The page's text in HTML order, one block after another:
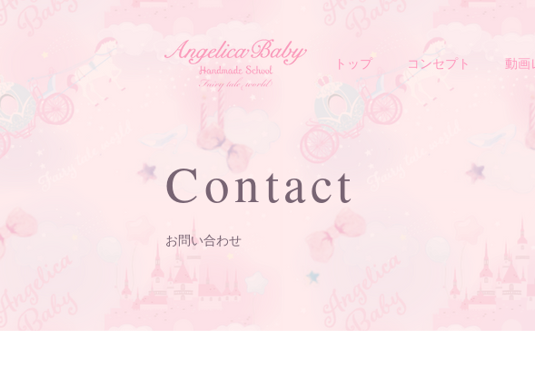
トップ コンセプト 動画
Contact
​お問い合わせ